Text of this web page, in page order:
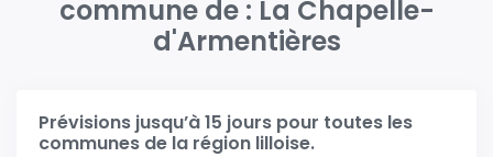
commune de : La Chapelle-
d'Armentières
Prévisions jusqu’à 15 jours pour toutes les
communes de la région lilloise.